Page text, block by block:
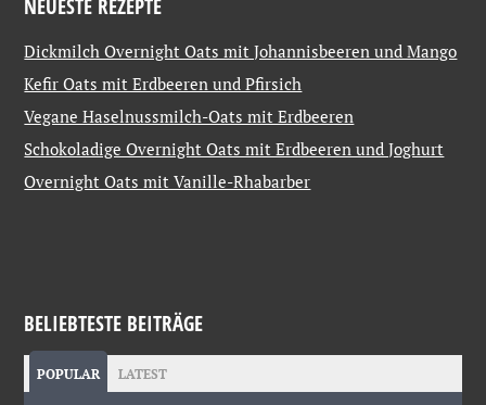
NEUESTE REZEPTE
Dickmilch Overnight Oats mit Johannisbeeren und Mango
Kefir Oats mit Erdbeeren und Pfirsich
Vegane Haselnussmilch-Oats mit Erdbeeren
Schokoladige Overnight Oats mit Erdbeeren und Joghurt
Overnight Oats mit Vanille-Rhabarber
BELIEBTESTE BEITRÄGE
POPULAR LATEST